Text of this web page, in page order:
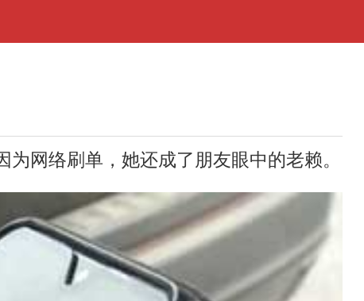
网络刷单，她还成了朋友眼中的老赖。